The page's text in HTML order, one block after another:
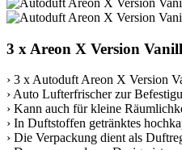
3 x Areon X Version
› 3 x Autoduft Areon X Version
› Auto Lufterfrischer zur
› Kann auch für kleine
› In Duftstoffen getränktes
› Die Verpackung dient als